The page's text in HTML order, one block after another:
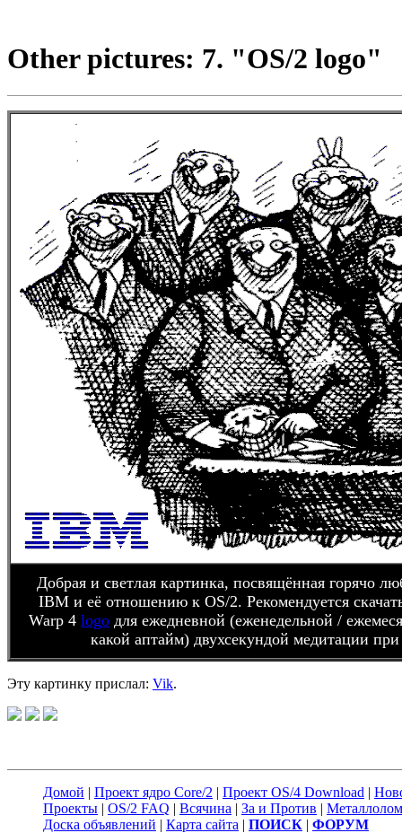
Other pictures: 7. "OS/2 logo"
Добрая и светлая картинка, посвящённая горячо
IBM и её отношению к OS/2. Рекомендуется
Warp 4 logo для ежедневной (еженедельной /
какой аптайм) двухсекундой медитации при
Эту каpтинку пpислал: Vik.
Домой | Проект ядро Core/2 | Проект OS/4 Download |
Проекты | OS/2 FAQ | Всячина | За и Против | Металлолом
Доска объявлений | Карта сайта | ПОИСК | ФОРУМ